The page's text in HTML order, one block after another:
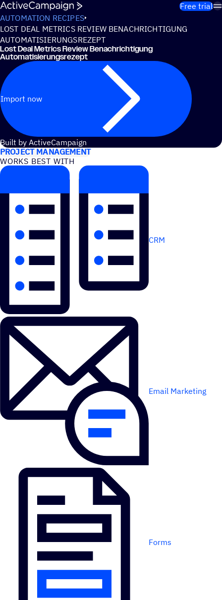
Skip to content
Free trial
AUTOMATION RECIPES
LOST DEAL METRICS REVIEW BENACHRICHTIGUNG
AUTOMATISIERUNGSREZEPT
Lost Deal Metrics Review Benachrichtigung
Automatisierungsrezept
Import now
Built by ActiveCampaign
USE CASES
PROJECT MANAGEMENT
WORKS BEST WITH
CRM
Email Marketing
Forms